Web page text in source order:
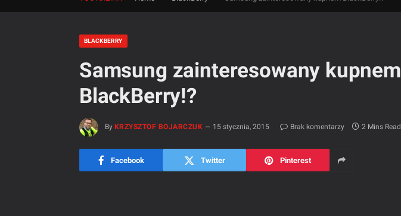
BLACKBERRY
Samsung zainteresowany kupnem
BlackBerry!?
By KRZYSZTOF BOJARCZUK 15 stycznia, 2015 Brak komentarzy 2 Mins Read
Facebook Twitter Pinterest